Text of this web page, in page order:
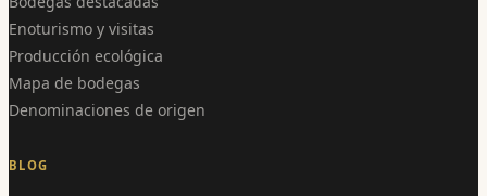
Enoturismo y visitas
Producción ecológica
Mapa de bodegas
Denominaciones de origen
BLOG